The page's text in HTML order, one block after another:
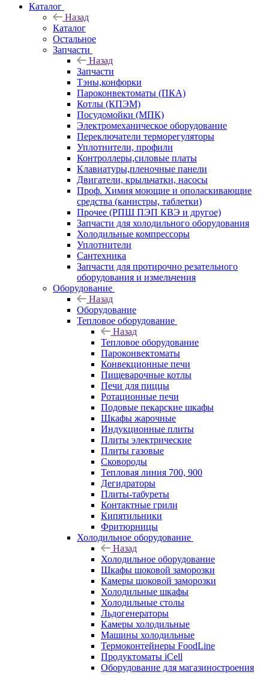
Каталог
Назад
Каталог
Остальное
Запчасти
Назад
Запчасти
Тэны,конфорки
Пароконвектоматы (ПКА)
Котлы (КПЭМ)
Посудомойки (МПК)
Электромеханическое оборудование
Переключатели терморегуляторы
Уплотнители, профили
Контроллеры,силовые платы
Клавиатуры,пленочные панели
Двигатели, крыльчатки, насосы
Проф. Химия моющие и ополаскивающие
средства (канистры, таблетки)
Прочее (РПШ ПЭП КВЭ и другое)
Запчасти для холодильного оборудования
Холодильные компрессоры
Уплотнители
Сантехника
Запчасти для протирочно резательного
оборудования и измельчения
Оборудование
Назад
Оборудование
Тепловое оборудование
Назад
Тепловое оборудование
Пароконвектоматы
Конвекционные печи
Пищеварочные котлы
Печи для пиццы
Ротационные печи
Подовые пекарские шкафы
Шкафы жарочные
Индукционные плиты
Плиты электрические
Плиты газовые
Сковороды
Тепловая линия 700, 900
Дегидраторы
Плиты-табуреты
Контактные грили
Кипятильники
Фритюрницы
Холодильное оборудование
Назад
Холодильное оборудование
Шкафы шоковой заморозки
Камеры шоковой заморозки
Холодильные шкафы
Холодильные столы
Льдогенераторы
Камеры холодильные
Машины холодильные
Термоконтейнеры FoodLine
Продуктоматы iCell
Оборудование для магазиностроения